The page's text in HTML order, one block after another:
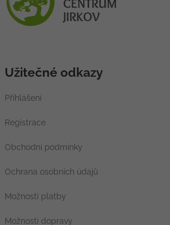
Užitečné odkazy
Přihlášení
Registrace
Obchodní podmínky
Ochrana osobních údajů
Možnosti platby
Možnosti dopravy